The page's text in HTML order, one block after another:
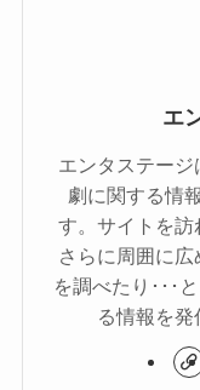
エ
エンタステー
劇に関する情
す。サイトを訪
さらに周囲に
を調べたり･･･
る情報を発